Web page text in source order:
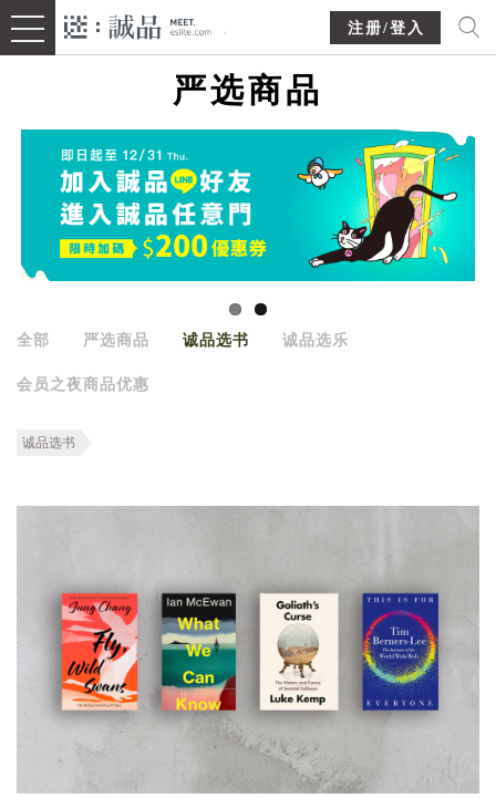
注册/登入
严选商品
全部 严选商品 诚品选书 诚品选乐
会员之夜商品优惠
诚品选书